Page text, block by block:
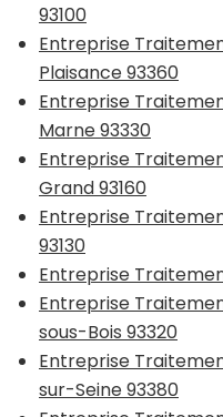
93100
Entreprise
Plaisance 93360
Entreprise
Marne 93330
Entreprise
Grand 93160
Entreprise
93130
Entreprise
Entreprise
sous-Bois 93320
Entreprise
sur-Seine 93380